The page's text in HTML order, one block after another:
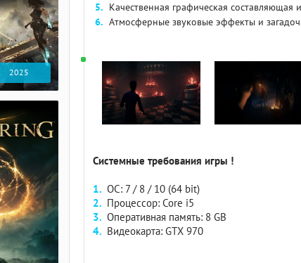
Качественная графическая составляющая
Атмосферные звуковые эффекты и
Системные требования игры !
ОС: 7 / 8 / 10 (64 bit)
Процессор: Core i5
Оперативная память: 8 GB
Видеокарта: GTX 970
2025